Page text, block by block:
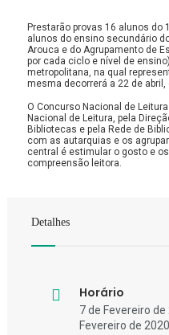
Prestarão provas 16 alunos do
alunos do ensino secundário
Arouca e do Agrupamento de
por cada ciclo e nível de
metropolitana, na qual
mesma decorrerá a 22 de abril,
O Concurso Nacional de
Nacional de Leitura, pela
Bibliotecas e pela Rede de
com as autarquias e os
central é estimular o gosto e
compreensão leitora.
Detalhes
Horário
7 de Fevereiro
Fevereiro de